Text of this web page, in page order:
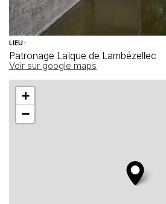
LIEU :
Patronage Laïque de Lambézellec
Voir sur google maps
+
−